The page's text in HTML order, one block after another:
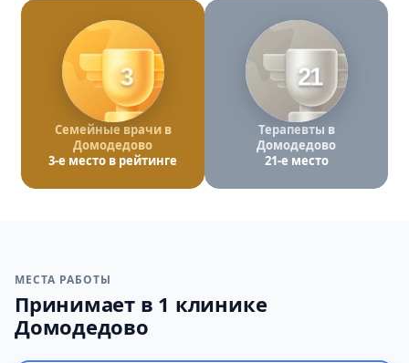
3
Семейные врачи в
Домодедово
3-е место в рейтинге
21
Терапевты в
Домодедово
21-е место
МЕСТА РАБОТЫ
Принимает в 1 клинике
Домодедово